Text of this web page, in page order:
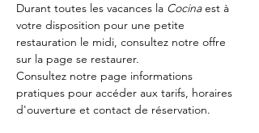
Durant toutes les vacances la Cocina est à
votre disposition pour une petite
restauration le midi, consultez notre offre
sur la page se restaurer.
Consultez notre page informations
pratiques pour accéder aux tarifs, horaires
d'ouverture et contact de réservation.